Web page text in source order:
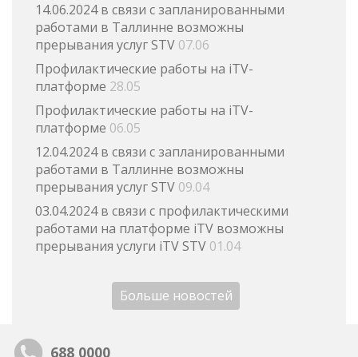
14.06.2024 в связи с запланированными
работами в Таллинне возможны
прерывания услуг STV 07.06
Профилактические работы на iTV-
платформе 28.05
Профилактические работы на iTV-
платформе 06.05
12.04.2024 в связи с запланированными
работами в Таллинне возможны
прерывания услуг STV 09.04
03.04.2024 в связи с профилактическими
работами на платформе iTV возможны
прерывания услуги iTV STV 01.04
Больше новостей
688 0000